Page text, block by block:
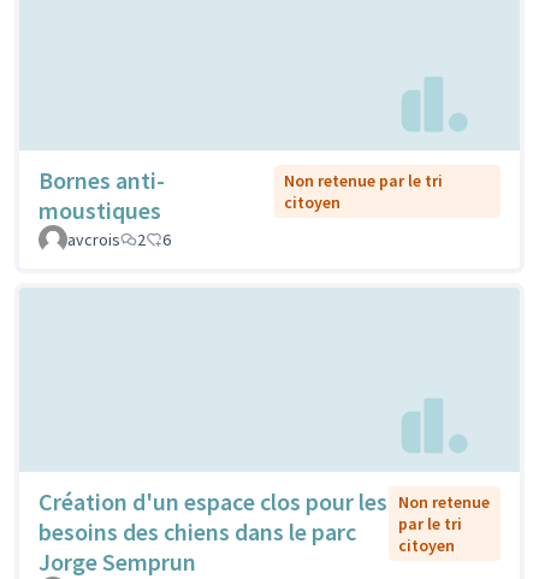
Bornes anti-
moustiques
Non retenue par le tri
citoyen
avcrois
2 6
Création d'un espace clos pour les
besoins des chiens dans le parc
Jorge Semprun
Non retenue
par le tri
citoyen